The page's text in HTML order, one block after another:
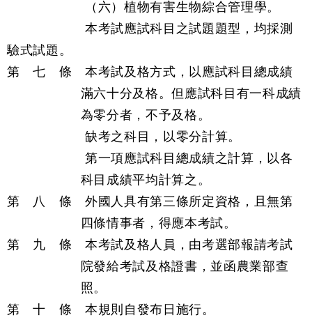
（六）植物有害生物綜合管理學。
本考試應試科目之試題題型，均採測
驗式試題。
第 七 條 本考試及格方式，以應試科目總成績
滿六十分及格。但應試科目有一科成績
為零分者，不予及格。
缺考之科目，以零分計算。
第一項應試科目總成績之計算，以各
科目成績平均計算之。
第 八 條 外國人具有第三條所定資格，且無第
四條情事者，得應本考試。
第 九 條 本考試及格人員，由考選部報請考試
院發給考試及格證書，並函農業部查
照。
第 十 條 本規則自發布日施行。